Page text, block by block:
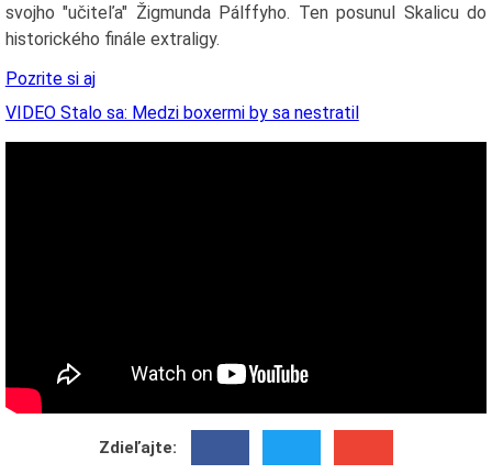
svojho "učiteľa" Žigmunda Pálffyho. Ten posunul Skalicu do
historického finále extraligy.
Pozrite si aj
VIDEO Stalo sa: Medzi boxermi by sa nestratil
Zdieľajte: